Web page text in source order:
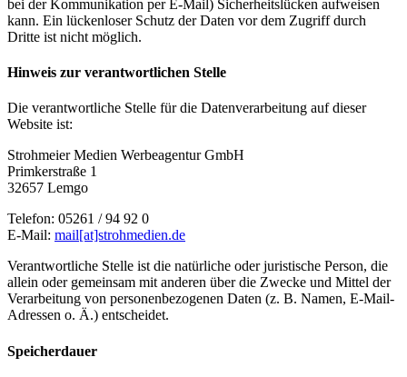
bei der Kommunikation per E-Mail) Sicherheitslücken aufweisen
kann. Ein lückenloser Schutz der Daten vor dem Zugriff durch
Dritte ist nicht möglich.
Hinweis zur verantwortlichen Stelle
Die verantwortliche Stelle für die Datenverarbeitung auf dieser
Website ist:
Strohmeier Medien Werbeagentur GmbH
Primkerstraße 1
32657 Lemgo
Telefon: 05261 / 94 92 0
E-Mail: mail[at]strohmedien.de
Verantwortliche Stelle ist die natürliche oder juristische Person, die
allein oder gemeinsam mit anderen über die Zwecke und Mittel der
Verarbeitung von personenbezogenen Daten (z. B. Namen, E-Mail-
Adressen o. Ä.) entscheidet.
Speicherdauer